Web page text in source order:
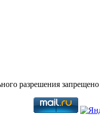
разрешения запрещено